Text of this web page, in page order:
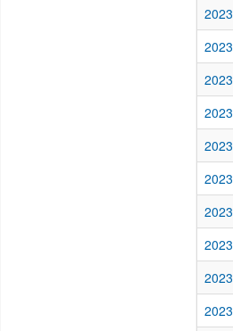
2023
2023
2023
2023
2023
2023
2023
2023
2023
2023